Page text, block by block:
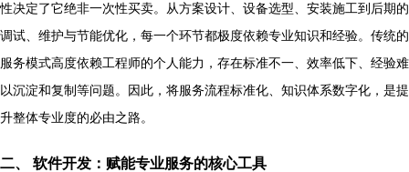
性决定了它绝非一次性买卖。从方案设计、设备选型、安装施工到后期的
调试、维护与节能优化，每一个环节都极度依赖专业知识和经验。传统的
服务模式高度依赖工程师的个人能力，存在标准不一、效率低下、经验难
以沉淀和复制等问题。因此，将服务流程标准化、知识体系数字化，是提
升整体专业度的必由之路。
二、 软件开发：赋能专业服务的核心工具